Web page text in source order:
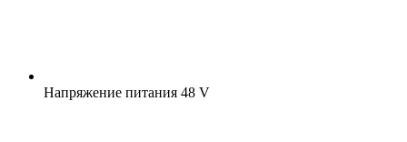
Напряжение питания 48 V